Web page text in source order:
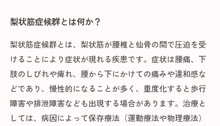
梨状筋症候群とは何か？
梨状筋症候群とは、梨状筋が腰椎と仙骨の間で圧迫を受
けることにより症状が現れる疾患です。症状は腰痛、下
肢のしびれや痺れ、腰から下にかけての痛みや違和感な
どであり、慢性的になることが多く、重度化すると歩行
障害や排泄障害なども出現する場合があります。治療と
しては、病因によって保存療法（運動療法や物理療法）